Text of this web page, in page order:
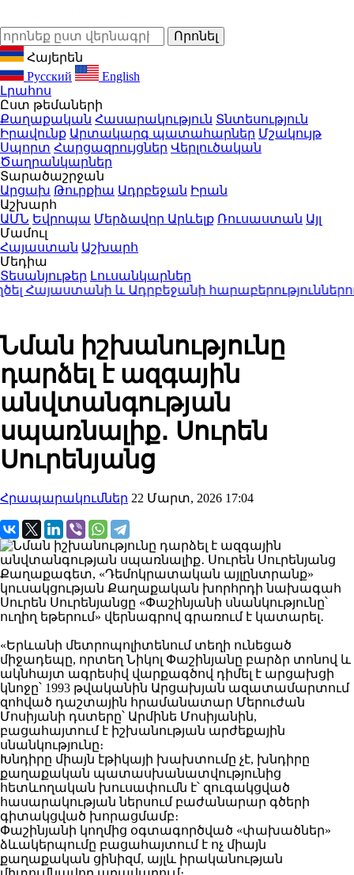
Հայերեն
Русский
English
Լրահոս
Ըստ թեմաների
Քաղաքական Հասարակություն Տնտեսություն
Իրավունք Արտակարգ պատահարներ Մշակույթ
Սպորտ Հարցազրույցներ Վերլուծական
Ծաղրանկարներ
Տարածաշրջան
Արցախ Թուրքիա Ադրբեջան Իրան
Աշխարհ
ԱՄՆ Եվրոպա Մերձավոր Արևելք Ռուսաստան Այլ
Մամուլ
Հայաստան Աշխարհ
Մեդիա
Տեսանյութեր Լուսանկարներ
և Ադրբեջանի հարաբերություններում
Նման իշխանությունը
դարձել է ազգային
անվտանգության
սպառնալիք․ Սուրեն
Սուրենյանց
Հրապարակումներ 22 Մարտ, 2026 17:04
Քաղաքագետ, «Դեմոկրատական այլընտրանք»
կուսակցության Քաղաքական խորհրդի նախագահ
Սուրեն Սուրենյանցը «Փաշինյանի սնանկությունը՝
ուղիղ եթերում» վերնագրով գրառում է կատարել․
«Երևանի մետրոպոլիտենում տեղի ունեցած
միջադեպը, որտեղ Նիկոլ Փաշինյանը բարձր տոնով և
ակնհայտ ագրեսիվ վարքագծով դիմել է արցախցի
կնոջը՝ 1993 թվականին Արցախյան ազատամարտում
զոհված դաշտային հրամանատար Մերուժան
Մոսիյանի դստերը՝ Արմինե Մոսիյանին,
բացահայտում է իշխանության արժեքային
սնանկությունը։
Խնդիրը միայն էթիկայի խախտումը չէ, խնդիրը
քաղաքական պատասխանատվությունից
հետևողական խուսափումն է՝ զուգակցված
հասարակության ներսում բաժանարար գծերի
գիտակցված խորացմամբ։
Փաշինյանի կողմից օգտագործված «փախածներ»
ձևակերպումը բացահայտում է ոչ միայն
քաղաքական ցինիզմ, այլև իրականության